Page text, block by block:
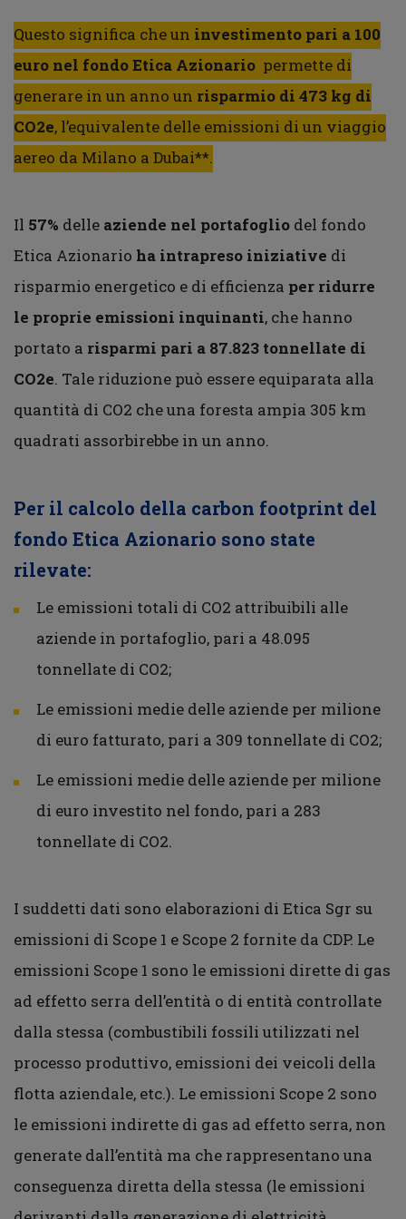
Questo significa che un investimento pari a 100
euro nel fondo Etica Azionario permette di
generare in un anno un risparmio di 473 kg di
CO2e, l’equivalente delle emissioni di un viaggio
aereo da Milano a Dubai**.
Il 57% delle aziende nel portafoglio del fondo
Etica Azionario ha intrapreso iniziative di
risparmio energetico e di efficienza per ridurre
le proprie emissioni inquinanti, che hanno
portato a risparmi pari a 87.823 tonnellate di
CO2e. Tale riduzione può essere equiparata alla
quantità di CO2 che una foresta ampia 305 km
quadrati assorbirebbe in un anno.
Per il calcolo della carbon footprint del
fondo Etica Azionario sono state
rilevate:
Le emissioni totali di CO2 attribuibili alle
aziende in portafoglio, pari a 48.095
tonnellate di CO2;
Le emissioni medie delle aziende per milione
di euro fatturato, pari a 309 tonnellate di CO2;
Le emissioni medie delle aziende per milione
di euro investito nel fondo, pari a 283
tonnellate di CO2.
I suddetti dati sono elaborazioni di Etica Sgr su
emissioni di Scope 1 e Scope 2 fornite da CDP. Le
emissioni Scope 1 sono le emissioni dirette di gas
ad effetto serra dell’entità o di entità controllate
dalla stessa (combustibili fossili utilizzati nel
processo produttivo, emissioni dei veicoli della
flotta aziendale, etc.). Le emissioni Scope 2 sono
le emissioni indirette di gas ad effetto serra, non
generate dall’entità ma che rappresentano una
conseguenza diretta della stessa (le emissioni